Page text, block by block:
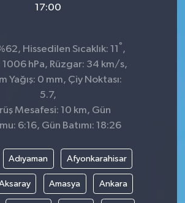
17:00
Hissedilen Sıcaklık: 11 ° ,
1006 hPa, Rüzgar: 34 km/s,
Yağış: 0 mm, Çiy Noktası:
5.7,
Mesafesi: 10 km, Gün
6:16, Gün Batımı: 18:26
Adıyaman Afyonkarahisar
Amasya Ankara